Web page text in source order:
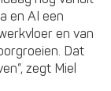
en AI een
en van
Dat
zegt Miel